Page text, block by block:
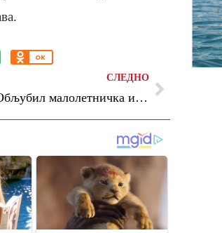
OK
СЛЕДНО
Хорор во Скопје: Обљубил малолетничка и го снимал сексуалниот чин